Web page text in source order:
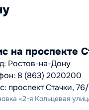
на проспекте
Ростов-на-Дону
8 (863) 2020200
проспект Стачки,
«2-я Кольцевая